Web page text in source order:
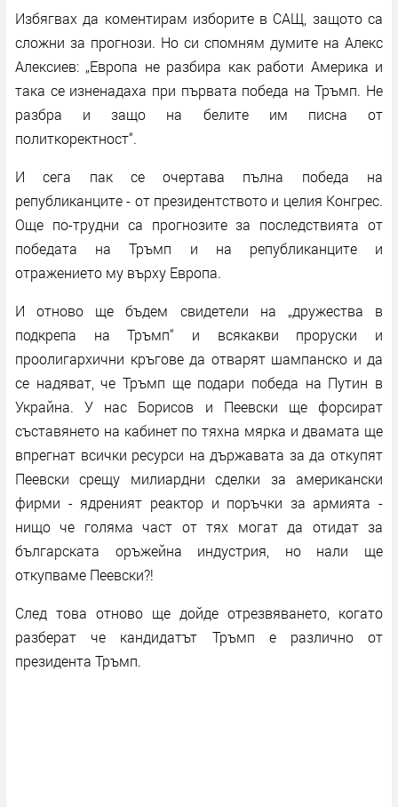
Избягвах да коментирам изборите в САЩ, защото са
сложни за прогнози. Но си спомням думите на Алекс
Алексиев: „Европа не разбира как работи Америка и
така се изненадаха при първата победа на Тръмп. Не
разбра и защо на белите им писна от
политкоректност“.
И сега пак се очертава пълна победа на
републиканците - от президентството и целия Конгрес.
Още по-трудни са прогнозите за последствията от
победата на Тръмп и на републиканците и
отражението му върху Европа.
И отново ще бъдем свидетели на „дружества в
подкрепа на Тръмп“ и всякакви проруски и
проолигархични кръгове да отварят шампанско и да
се надяват, че Тръмп ще подари победа на Путин в
Украйна. У нас Борисов и Пеевски ще форсират
съставянето на кабинет по тяхна мярка и двамата ще
впрегнат всички ресурси на държавата за да откупят
Пеевски срещу милиардни сделки за американски
фирми - ядреният реактор и поръчки за армията -
нищо че голяма част от тях могат да отидат за
българската оръжейна индустрия, но нали ще
откупваме Пеевски?!
След това отново ще дойде отрезвяването, когато
разберат че кандидатът Тръмп е различно от
президента Тръмп.